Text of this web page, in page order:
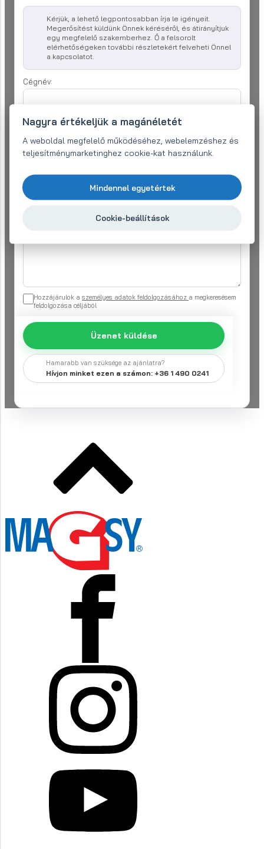
Kérjük, a lehető legpontosabban írja le igényeit.
Megerősítést küldünk Önnek kéréséről, és átirányítjuk
egy megfelelő szakemberhez. Ő a felsorolt
elérhetőségeken további részletekért felveheti Önnel
a kapcsolatot.
Cégnév:
E-mail (kötelező)*
Hozzájárulok a személyes adatok feldolgozásához a megkeresésem
feldolgozása céljából
Üzenet küldése
Hamarabb van szüksége az ajánlatra?
Hívjon minket ezen a számon: +36 1 490 0241
Nagyra értékeljük a magánéletét
A weboldal megfelelő működéséhez, webelemzéshez és
teljesítménymarketinghez cookie-kat használunk.
Mindennel egyetértek
Cookie-beállítások